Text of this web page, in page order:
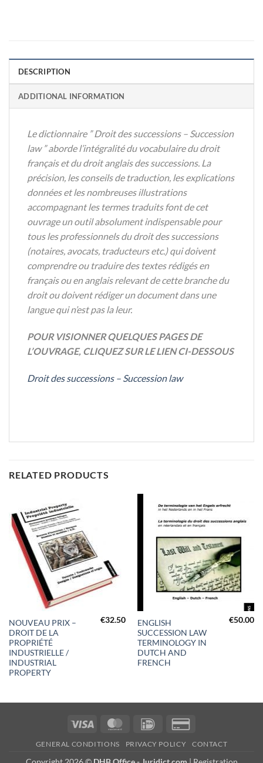
DESCRIPTION
ADDITIONAL INFORMATION
Le dictionnaire ” Droit des successions – Succession
law ” aborde l’intégralitédu vocabulaire du droit
français et du droit anglais des successions. La
précision, les conseils de traduction, les explications
données et les nombreusesillustrations
accompagnant les termes traduits font de cet
ouvrageun outil absolument indispensable pour
tous les professionnels du droit dessuccessions
(notaires, avocats, traducteurs etc.) qui doivent
comprendreou traduire des textes rédigés en
français ou en anglais relevant de cettebranche du
droit ou doivent rédiger un document dans une
langue qui n’estpas la leur.
POUR VISIONNER QUELQUES PAGES DE
L’OUVRAGE, CLIQUEZ SUR LE LIEN CI-DESSOUS
Droit des successions – Succession law
RELATED PRODUCTS
NOUVEAU PRIX –
DROIT DE LA
PROPRIÉTÉ
INDUSTRIELLE /
INDUSTRIAL
PROPERTY
€32.50
ENGLISH
SUCCESSION LAW
TERMINOLOGY IN
DUTCH AND
FRENCH
€50.00
Visa MasterCardIDeal
2
GENERAL CONDITIONS PRIVACY POLICY CONTACT